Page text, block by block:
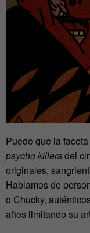
Puede que la
psycho killersdel
originales,
Hablamos de
o Chucky,
años limitando su